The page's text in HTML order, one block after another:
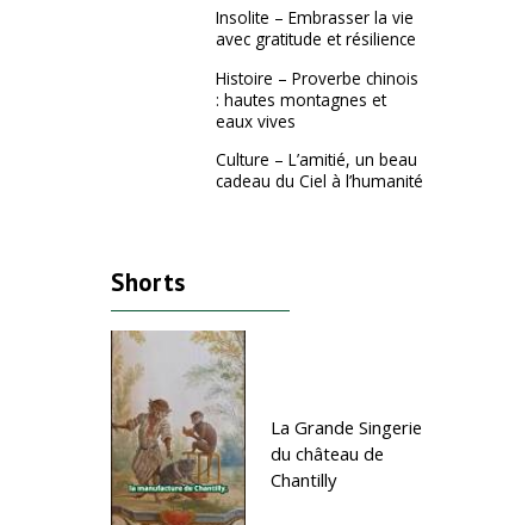
Insolite – Embrasser la vie
avec gratitude et résilience
Histoire – Proverbe chinois
: hautes montagnes et
eaux vives
Culture – L’amitié, un beau
cadeau du Ciel à l’humanité
Shorts
La Grande Singerie
du château de
Chantilly